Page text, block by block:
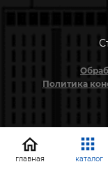
Политика
главная каталог